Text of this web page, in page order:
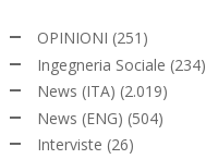
OPINIONI (251)
Ingegneria Sociale (234)
News (ITA) (2.019)
News (ENG) (504)
Interviste (26)